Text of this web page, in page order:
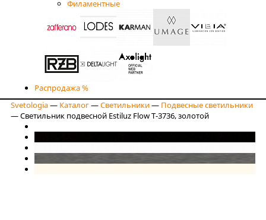
Филаментные
Распродажа %
Svetologia— Каталог—Светильники— Подвесные светильники
—Светильник подвесной Estiluz Flow T-3736, золотой